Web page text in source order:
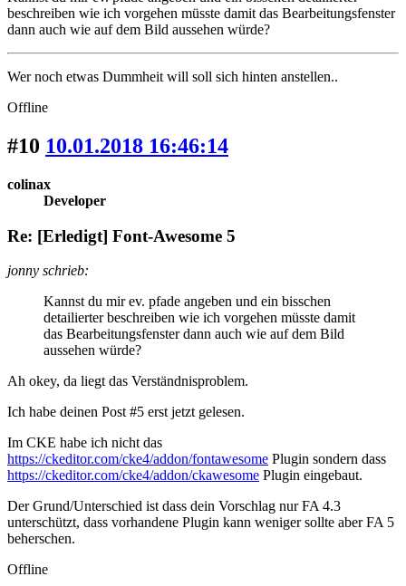
beschreiben wie ich vorgehen müsste damit das Bearbeitungsfenster
dann auch wie auf dem Bild aussehen würde?
Wer noch etwas Dummheit will soll sich hinten anstellen..
Offline
#10 10.01.2018 16:46:14
colinax
Developer
Re: [Erledigt] Font-Awesome 5
jonny schrieb:
Kannst du mir ev. pfade angeben und ein bisschen
detailierter beschreiben wie ich vorgehen müsste damit
das Bearbeitungsfenster dann auch wie auf dem Bild
aussehen würde?
Ah okey, da liegt das Verständnisproblem.
Ich habe deinen Post #5 erst jetzt gelesen.
Im CKE habe ich nicht das
https://ckeditor.com/cke4/addon/fontawesome Plugin sondern dass
https://ckeditor.com/cke4/addon/ckawesome Plugin eingebaut.
Der Grund/Unterschied ist dass dein Vorschlag nur FA 4.3
unterschützt, dass vorhandene Plugin kann weniger sollte aber FA 5
beherschen.
Offline